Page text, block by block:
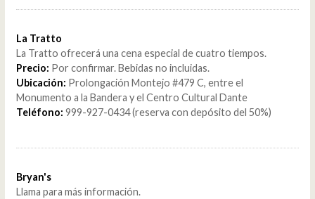
La Tratto
La Tratto ofrecerá una cena especial de cuatro tiempos.
Precio: Por confirmar. Bebidas no incluidas.
Ubicación: Prolongación Montejo #479 C, entre el
Monumento a la Bandera y el Centro Cultural Dante
Teléfono: 999-927-0434 (reserva con depósito del 50%)
Bryan's
Llama para más información.